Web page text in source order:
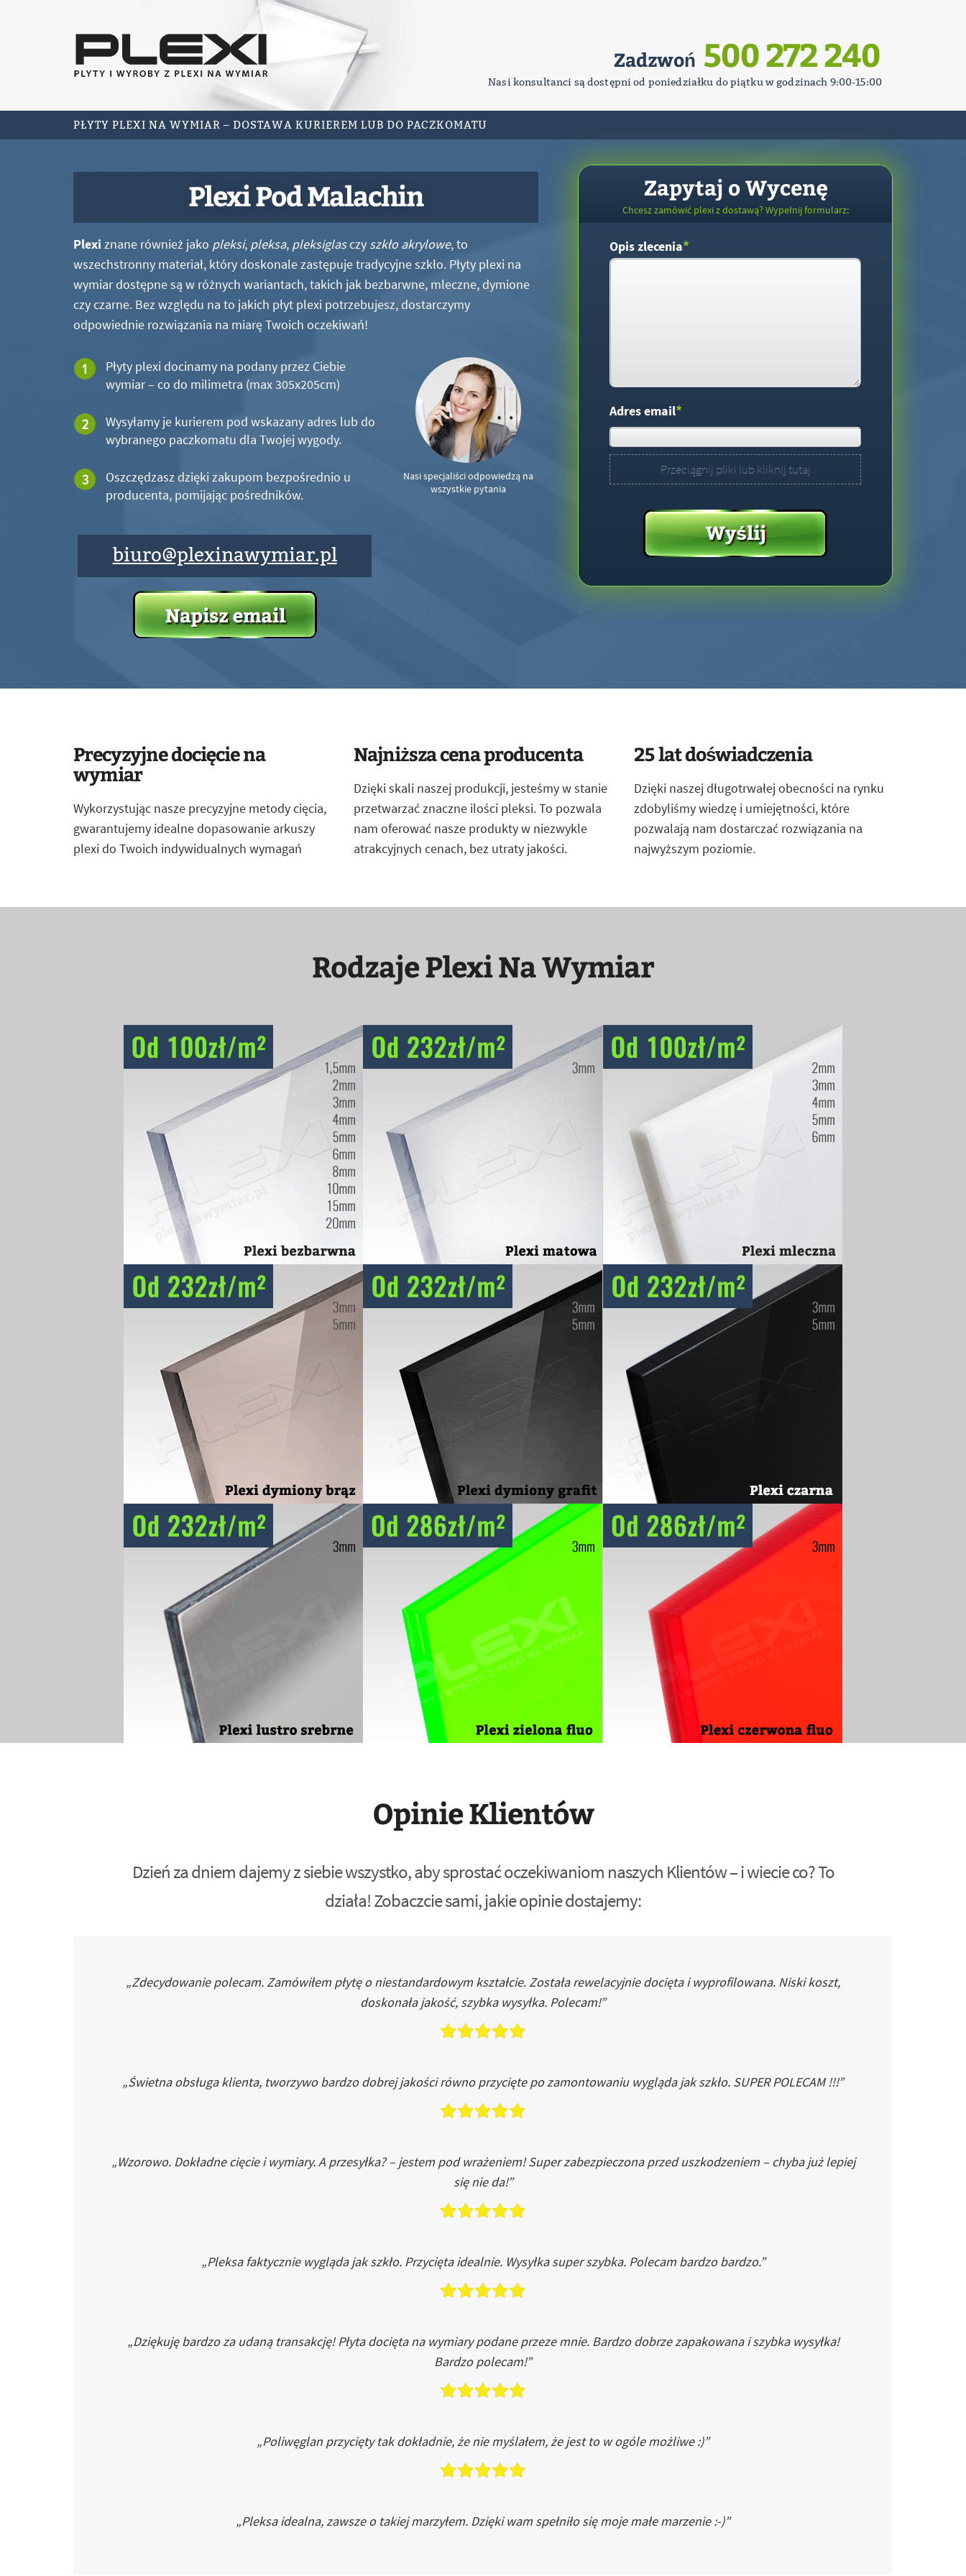
Zadzwoń 500 272 240
Nasi konsultanci są dostępni od poniedziałku do piątku w godzinach 9:00-15:00
PŁYTY PLEXI NA WYMIAR – DOSTAWA KURIEREM LUB DO PACZKOMATU
Plexi Pod Malachin
Plexi znane również jako pleksi, pleksa, pleksiglasczy szkło akrylowe, to
wszechstronny materiał, który doskonale zastępuje tradycyjne szkło. Płyty plexi na
wymiar dostępne są w różnych wariantach, takich jak bezbarwne, mleczne, dymione
czy czarne. Bez względu na to jakich płyt plexi potrzebujesz, dostarczymy
odpowiednie rozwiązania na miarę Twoich oczekiwań!
Płyty plexi docinamy na podany przez Ciebie
wymiar – co do milimetra (max 305x205cm)
Wysyłamy je kurierem pod wskazany adres lub do
wybranego paczkomatu dla Twojej wygody.
Oszczędzasz dzięki zakupom bezpośrednio u
producenta, pomijając pośredników.
biuro@plexinawymiar.pl
Nasi specjaliści odpowiedzą na
wszystkie pytania
Zapytaj o Wycenę
Chcesz zamówić plexi z dostawą? Wypełnij formularz:
Opis zlecenia*
Adres email*
Przeciągnij pliki lub kliknij tutaj
Precyzyjne docięcie na
wymiar
Wykorzystując nasze precyzyjne metody cięcia,
gwarantujemy idealne dopasowanie arkuszy
plexi do Twoich indywidualnych wymagań
Najniższa cena producenta
Dzięki skali naszej produkcji, jesteśmy w stanie
przetwarzać znaczne ilości pleksi. To pozwala
nam oferować nasze produkty w niezwykle
atrakcyjnych cenach, bez utraty jakości.
25 lat doświadczenia
Dzięki naszej długotrwałej obecności na rynku
zdobyliśmy wiedzę i umiejętności, które
pozwalają nam dostarczać rozwiązania na
najwyższym poziomie.
Rodzaje Plexi Na Wymiar
Opinie Klientów
Dzień za dniem dajemy z siebie wszystko, aby sprostać oczekiwaniom naszych Klientów – i wiecie co? To
działa! Zobaczcie sami, jakie opinie dostajemy:
„Zdecydowanie polecam. Zamówiłem płytę o niestandardowym kształcie. Została rewelacyjnie docięta i wyprofilowana. Niski koszt,
doskonała jakość, szybka wysyłka. Polecam!”
„Świetna obsługa klienta, tworzywo bardzo dobrej jakości równo przycięte po zamontowaniu wygląda jak szkło. SUPER POLECAM !!!”
„Wzorowo. Dokładne cięcie i wymiary. A przesyłka? – jestem pod wrażeniem! Super zabezpieczona przed uszkodzeniem – chyba już lepiej
się nie da!”
„Pleksa faktycznie wygląda jak szkło. Przycięta idealnie. Wysyłka super szybka. Polecam bardzo bardzo.”
„Dziękuję bardzo za udaną transakcję! Płyta docięta na wymiary podane przeze mnie. Bardzo dobrze zapakowana i szybka wysyłka!
Bardzo polecam!”
„Poliwęglan przycięty tak dokładnie, że nie myślałem, że jest to w ogóle możliwe :)”
„Pleksa idealna, zawsze o takiej marzyłem. Dzięki wam spełniło się moje małe marzenie :-)”